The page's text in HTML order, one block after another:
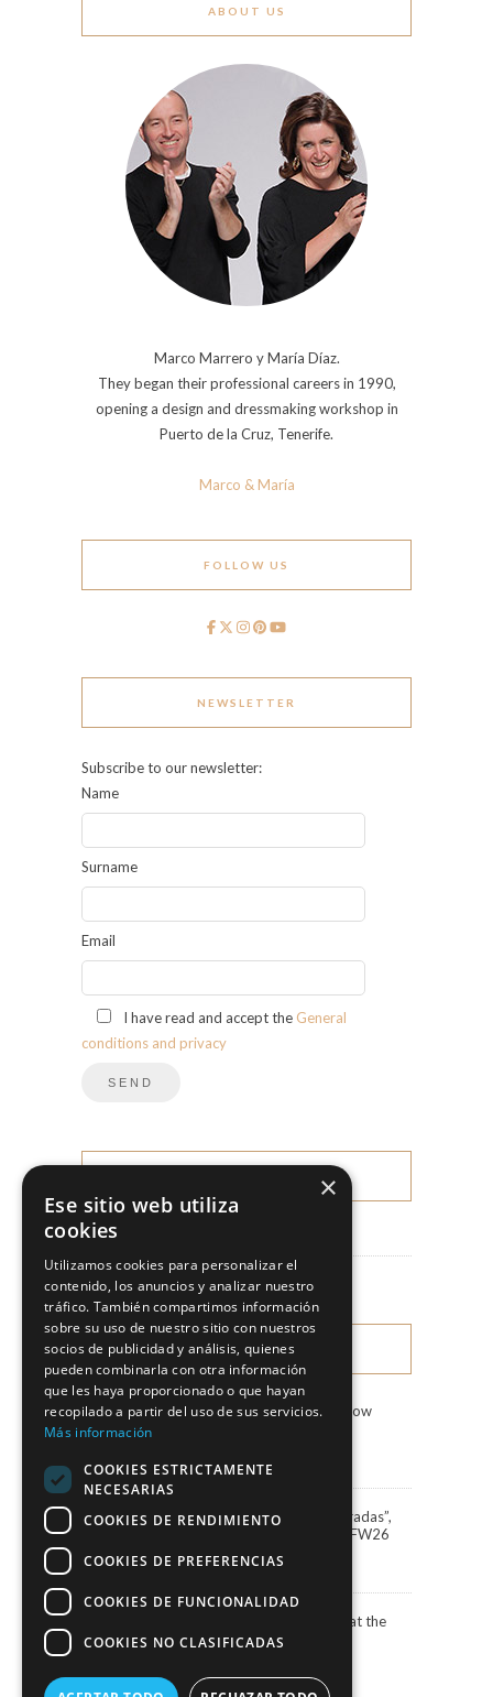
ABOUT US
Marco Marrero y María Díaz.
They began their professional careers in 1990,
opening a design and dressmaking workshop in
Puerto de la Cruz, Tenerife.
Marco & María
FOLLOW US
NEWSLETTER
Subscribe to our newsletter:
Name
Surname
Email
I have read and accept the General
conditions and privacy
News
Fashion Shows
LATEST NEWS
Marco & María Fashion Show
Marco&María debuts “Miradas”,
the 2027 collection, at BBFW26
24 April, 2026
Actress Carola Baleztena at the
ELLE Style Awards 2025
×
Ese sitio web utiliza
cookies
Utilizamos cookies para personalizar el
contenido, los anuncios y analizar nuestro
tráfico. También compartimos información
sobre su uso de nuestro sitio con nuestros
socios de publicidad y análisis, quienes
pueden combinarla con otra información
que les haya proporcionado o que hayan
recopilado a partir del uso de sus servicios.
Más información
COOKIES ESTRICTAMENTE
NECESARIAS
COOKIES DE RENDIMIENTO
COOKIES DE PREFERENCIAS
COOKIES DE FUNCIONALIDAD
COOKIES NO CLASIFICADAS